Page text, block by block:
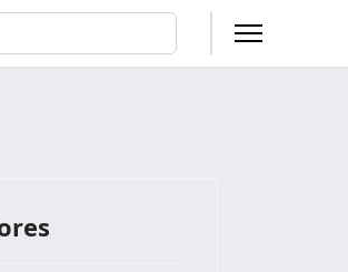
characters for results.